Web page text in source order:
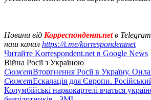
Новини від Корреспондент.netв
наш канал https://t.me/korrespondentnet
Читайте Korrespondent.net в Google News
Війна Росії з Україною
СюжетВторгнення Росії в Україну.
СюжетЕскалація для Європи.
Колумбійські наркокартелі вчаться